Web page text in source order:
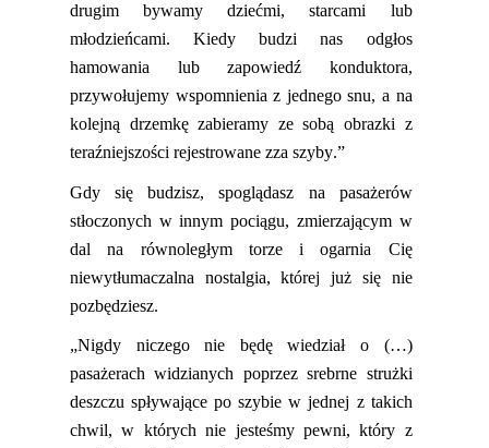
drugim bywamy dziećmi, starcami lub
młodzieńcami. Kiedy budzi nas odgłos
hamowania lub zapowiedź konduktora,
przywołujemy wspomnienia z jednego snu, a na
kolejną drzemkę zabieramy ze sobą obrazki z
teraźniejszości rejestrowane zza szyby.”
Gdy się budzisz, spoglądasz na pasażerów
stłoczonych w innym pociągu, zmierzającym w
dal na równoległym torze i ogarnia Cię
niewytłumaczalna nostalgia, której już się nie
pozbędziesz.
„Nigdy niczego nie będę wiedział o (…)
pasażerach widzianych poprzez srebrne strużki
deszczu spływające po szybie w jednej z takich
chwil, w których nie jesteśmy pewni, który z